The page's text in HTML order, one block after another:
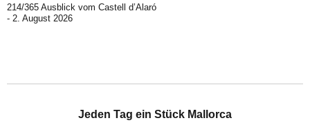
214/365 Ausblick vom Castell d’Alaró
2. August 2026
Jeden Tag ein Stück Mallorca